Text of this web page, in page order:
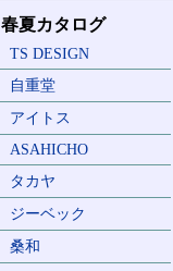
春夏カタログ
TS DESIGN
自重堂
アイトス
ASAHICHO
タカヤ
ジーベック
桑和